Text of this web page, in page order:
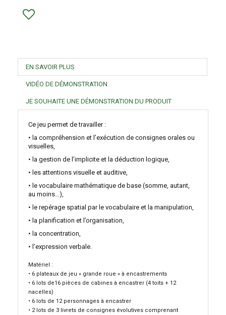
EN SAVOIR PLUS
VIDÉO DE DÉMONSTRATION
JE SOUHAITE UNE DÉMONSTRATION DU PRODUIT
Ce jeu permet de travailler :
• la compréhension et l’exécution de consignes orales ou
visuelles,
• la gestion de l’implicite et la déduction logique,
• les attentions visuelle et auditive,
• le vocabulaire mathématique de base (somme, autant,
au moins…),
• le repérage spatial par le vocabulaire et la manipulation,
• la planification et l’organisation,
• la concentration,
• l’expression verbale.
Matériel :
• 6 plateaux de jeu « grande roue » à encastrements
• 6 lots de16 pièces de cabines à encastrer (4 toits + 12
nacelles)
• 6 lots de 12 personnages à encastrer
• 2 lots de 3 livrets de consignes évolutives comprenant